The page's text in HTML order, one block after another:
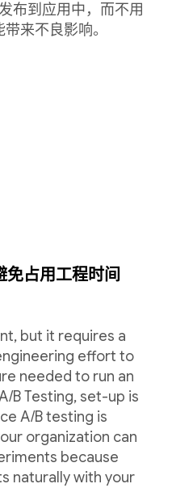
布到应用中，而不用
来不良影响。
免占用工程时间
but it requires a
effort to
needed to run an
B Testing, set-up is
A/B testing is
organization can
because
naturally with your